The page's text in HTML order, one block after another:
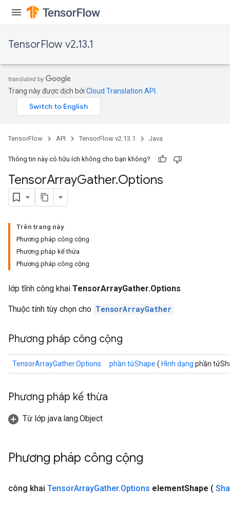
TensorFlow v2.13.1
Trang này được dịch bởi Cloud Translation API
TensorFlow API TensorFlow v2.13.1 Java
Thông tin này có hữu ích không cho bạn không?
TensorArrayGather.Options
Trên trang này
Phương pháp công cộng
Phương pháp kế thừa
Phương pháp công cộng
lớp tĩnh công khai TensorArrayGather.Options
Thuộc tính tùy chọn cho TensorArrayGather
Phương pháp công cộng
TensorArrayGather.Options phần tửShape ( Hình dạng phần
Phương pháp kế thừa
Từ lớp java.lang.Object
Phương pháp công cộng
công khai TensorArrayGather.Options elementShape (